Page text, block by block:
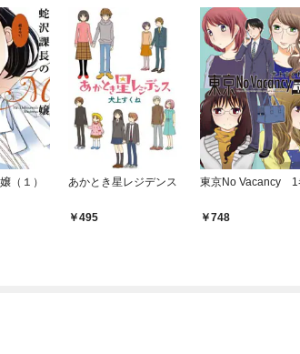
（１） あかとき星レジデンス
495
東京No Vacancy 1
748